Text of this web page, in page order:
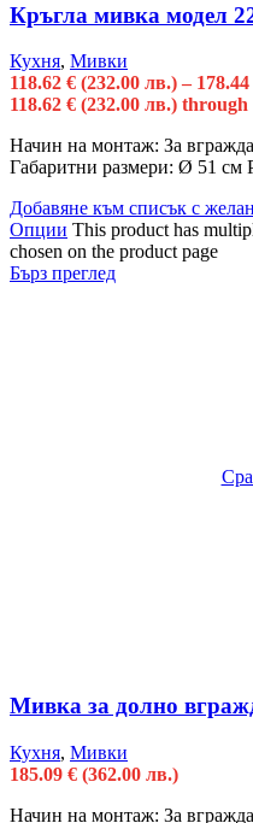
Кръгла мивка модел
Кухня, Мивки
118.62 € (232.00 лв.) – 178.44
118.62 € (232.00 лв.)
Начин на монтаж: За
Габаритни размери: Ø 51 см
Добавяне към списък с
Опции This product has
chosen on the product page
Бърз преглед
Мивка за долно
Кухня, Мивки
185.09 € (362.00 лв.)
Начин на монтаж: За